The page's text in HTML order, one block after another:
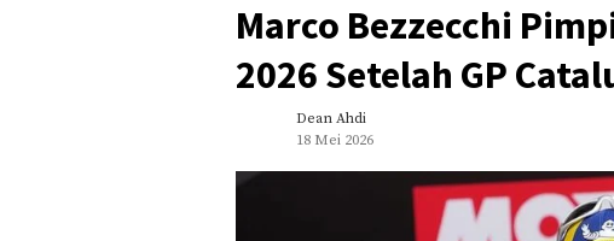
Marco Bezzecchi
2026 Setelah GP
Dean Ahdi
18 Mei 2026